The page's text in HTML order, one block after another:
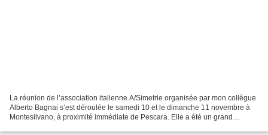
La réunion de l’association italienne A/Simetrie organisée par mon collègue
Alberto Bagnai s’est déroulée le samedi 10 et le dimanche 11 novembre à
Montesilvano, à proximité immédiate de Pescara. Elle a été un grand